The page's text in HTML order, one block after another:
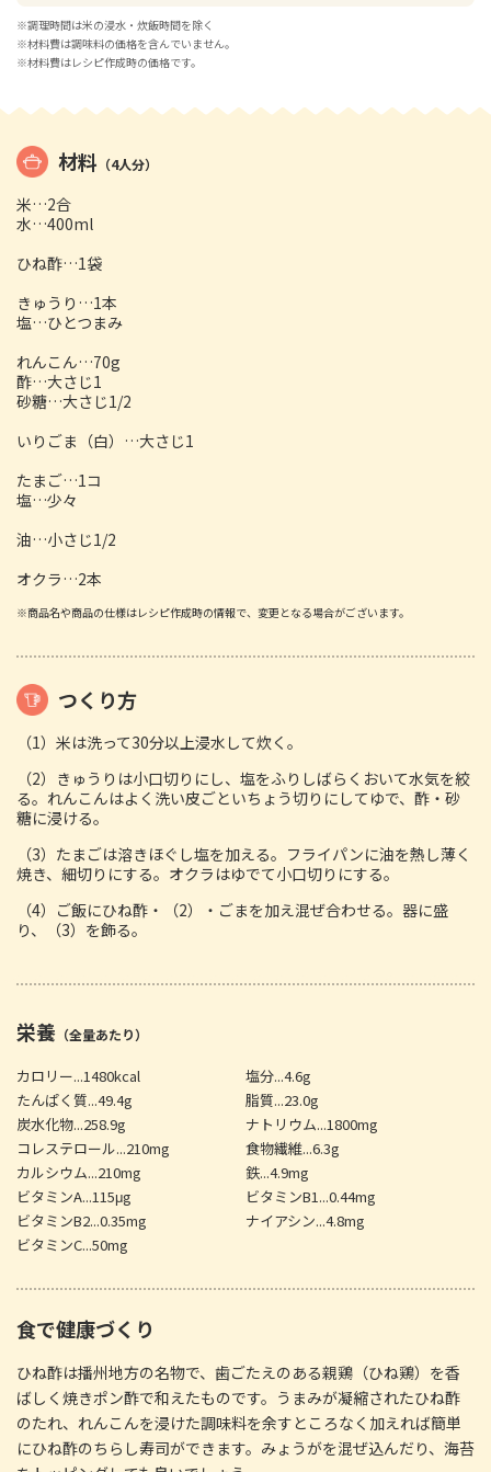
※調理時間は米の浸水・炊飯時間を除く
※材料費は調味料の価格を含んでいません。
※材料費はレシピ作成時の価格です。
材料 （4人分）
米…2合
水…400ml
ひね酢…1袋
きゅうり…1本
塩…ひとつまみ
れんこん…70g
酢…大さじ1
砂糖…大さじ1/2
いりごま（白）…大さじ1
たまご…1コ
塩…少々
油…小さじ1/2
オクラ…2本
※商品名や商品の仕様はレシピ作成時の情報で、変更となる場合がございます。
つくり方
（1）米は洗って30分以上浸水して炊く。
（2）きゅうりは小口切りにし、塩をふりしばらくおいて水気を絞
る。れんこんはよく洗い皮ごといちょう切りにしてゆで、酢・砂
糖に浸ける。
（3）たまごは溶きほぐし塩を加える。フライパンに油を熱し薄く
焼き、細切りにする。オクラはゆでて小口切りにする。
（4）ご飯にひね酢・（2）・ごまを加え混ぜ合わせる。器に盛
り、（3）を飾る。
栄養 （全量あたり）
カロリー...1480kcal
塩分...4.6g
たんぱく質...49.4g
脂質...23.0g
炭水化物...258.9g
ナトリウム...1800mg
コレステロール...210mg
食物繊維...6.3g
カルシウム...210mg
鉄...4.9mg
ビタミンA...115μg
ビタミンB1...0.44mg
ビタミンB2...0.35mg
ナイアシン...4.8mg
ビタミンC...50mg
食で健康づくり
ひね酢は播州地方の名物で、歯ごたえのある親鶏（ひね鶏）を香
ばしく焼きポン酢で和えたものです。うまみが凝縮されたひね酢
のたれ、れんこんを浸けた調味料を余すところなく加えれば簡単
にひね酢のちらし寿司ができます。みょうがを混ぜ込んだり、海苔